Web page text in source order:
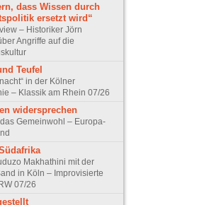
dass Wissen durch
ersetzt wird“
– Historiker Jörn
Angriffe auf die
Teufel
in der Kölner
– Klassik am Rhein 07/26
widersprechen
Gemeinwohl – Europa-
Makhathini mit der
in Köln – Improvisierte
07/26